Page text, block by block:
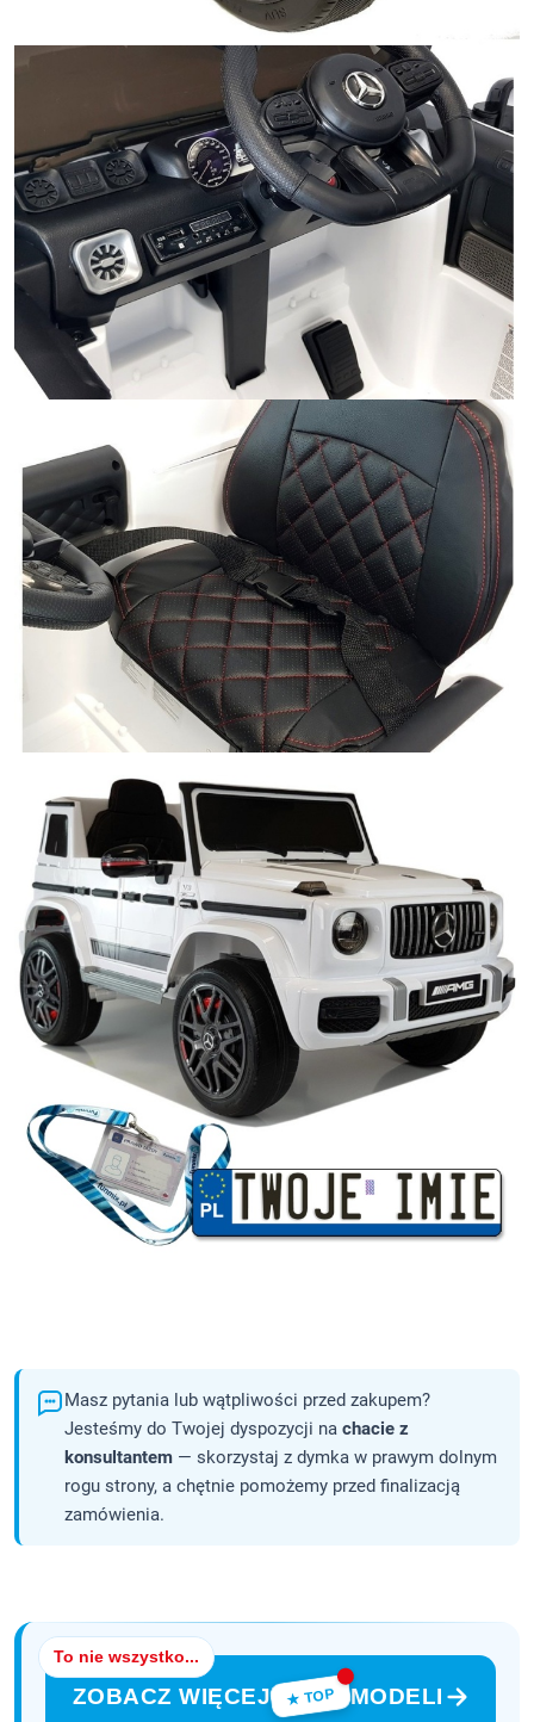
Masz pytania lub wątpliwości przed zakupem?
Jesteśmy do Twojej dyspozycji na chacie z
konsultantem — skorzystaj z dymka w prawym dolnym
rogu strony, a chętnie pomożemy przed finalizacją
zamówienia.
To nie wszystko...
ZOBACZ WIĘCEJ ★ TOP MODELI